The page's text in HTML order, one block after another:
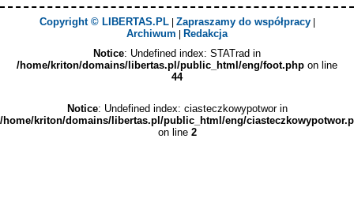
Copyright © LIBERTAS.PL| Zapraszamy do współpracy|
Archiwum
Redakcja
Notice: Undefined index: STATrad in
/home/kriton/domains/libertas.pl/public_html/eng/foot.php on line
44
Notice: Undefined index: ciasteczkowypotwor in
/home/kriton/domains/libertas.pl/public_html/eng/
on line 2